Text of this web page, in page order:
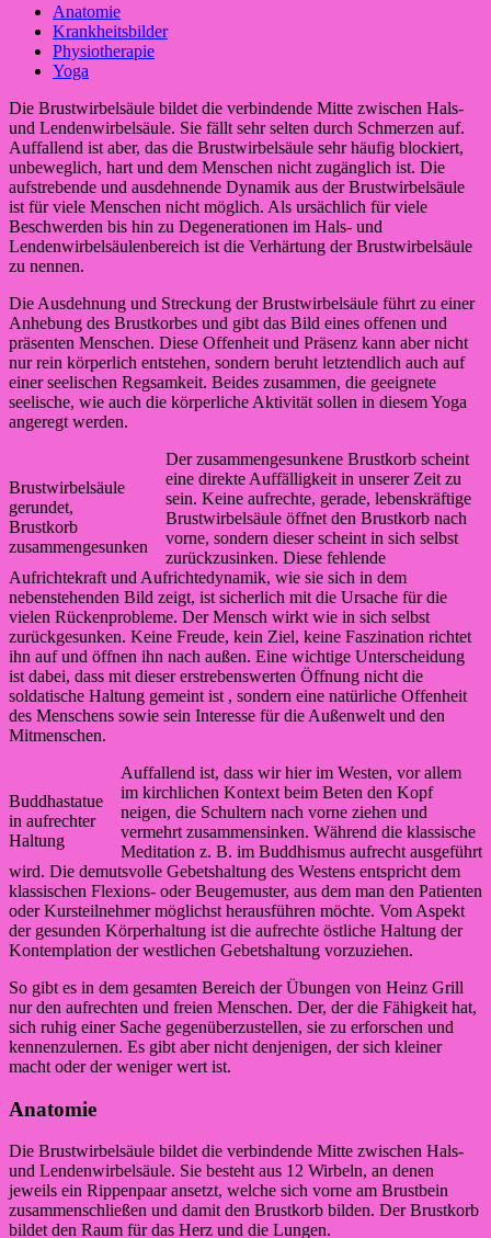
Anatomie
Krankheitsbilder
Physiotherapie
Yoga
Die Brustwirbelsäule bildet die verbindende Mitte zwischen Hals-
und Lendenwirbelsäule. Sie fällt sehr selten durch Schmerzen auf.
Auffallend ist aber, das die Brustwirbelsäule sehr häufig blockiert,
unbeweglich, hart und dem Menschen nicht zugänglich ist. Die
aufstrebende und ausdehnende Dynamik aus der Brustwirbelsäule
ist für viele Menschen nicht möglich. Als ursächlich für viele
Beschwerden bis hin zu Degenerationen im Hals- und
Lendenwirbelsäulenbereich ist die Verhärtung der Brustwirbelsäule
zu nennen.
Die Ausdehnung und Streckung der Brustwirbelsäule führt zu einer
Anhebung des Brustkorbes und gibt das Bild eines offenen und
präsenten Menschen. Diese Offenheit und Präsenz kann aber nicht
nur rein körperlich entstehen, sondern beruht letztendlich auch auf
einer seelischen Regsamkeit. Beides zusammen, die geeignete
seelische, wie auch die körperliche Aktivität sollen in diesem Yoga
angeregt werden.
Brustwirbelsäule
gerundet,
Brustkorb
zusammengesunken
Der zusammengesunkene Brustkorb scheint
eine direkte Auffälligkeit in unserer Zeit zu
sein. Keine aufrechte, gerade, lebenskräftige
Brustwirbelsäule öffnet den Brustkorb nach
vorne, sondern dieser scheint in sich selbst
zurückzusinken. Diese fehlende
Aufrichtekraft und Aufrichtedynamik, wie sie sich in dem
nebenstehenden Bild zeigt, ist sicherlich mit die Ursache für die
vielen Rückenprobleme. Der Mensch wirkt wie in sich selbst
zurückgesunken. Keine Freude, kein Ziel, keine Faszination richtet
ihn auf und öffnen ihn nach außen. Eine wichtige Unterscheidung
ist dabei, dass mit dieser erstrebenswerten Öffnung nicht die
soldatische Haltung gemeint ist , sondern eine natürliche Offenheit
des Menschens sowie sein Interesse für die Außenwelt und den
Mitmenschen.
Buddhastatue
in aufrechter
Haltung
Auffallend ist, dass wir hier im Westen, vor allem
im kirchlichen Kontext beim Beten den Kopf
neigen, die Schultern nach vorne ziehen und
vermehrt zusammensinken. Während die klassische
Meditation z. B. im Buddhismus aufrecht ausgeführt
wird. Die demutsvolle Gebetshaltung des Westens entspricht dem
klassischen Flexions- oder Beugemuster, aus dem man den Patienten
oder Kursteilnehmer möglichst herausführen möchte. Vom Aspekt
der gesunden Körperhaltung ist die aufrechte östliche Haltung der
Kontemplation der westlichen Gebetshaltung vorzuziehen.
So gibt es in dem gesamten Bereich der Übungen von Heinz Grill
nur den aufrechten und freien Menschen. Der, der die Fähigkeit hat,
sich ruhig einer Sache gegenüberzustellen, sie zu erforschen und
kennenzulernen. Es gibt aber nicht denjenigen, der sich kleiner
macht oder der weniger wert ist.
Anatomie
Die Brustwirbelsäule bildet die verbindende Mitte zwischen Hals-
und Lendenwirbelsäule. Sie besteht aus 12 Wirbeln, an denen
jeweils ein Rippenpaar ansetzt, welche sich vorne am Brustbein
zusammenschließen und damit den Brustkorb bilden. Der Brustkorb
bildet den Raum für das Herz und die Lungen.